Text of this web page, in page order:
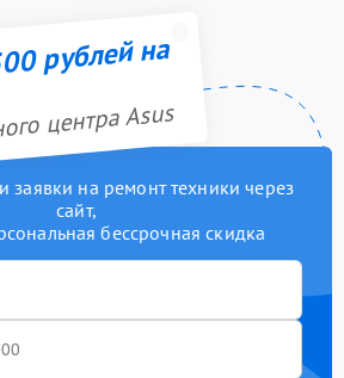
рублей на
центра Asus
на ремонт техники через
сайт,
бессрочная скидка